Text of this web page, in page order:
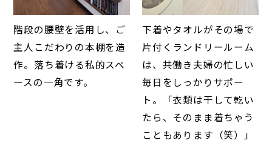
階段の腰壁を活用し、ご
主人こだわりの本棚を造
作。落ち着ける私的スペ
ースの一角です。
下着やタオルがその場で
片付くランドリールーム
は、共働き夫婦の忙しい
毎日をしっかりサポー
ト。「衣類は干して乾い
たら、そのまま着ちゃう
こともあります（笑）」